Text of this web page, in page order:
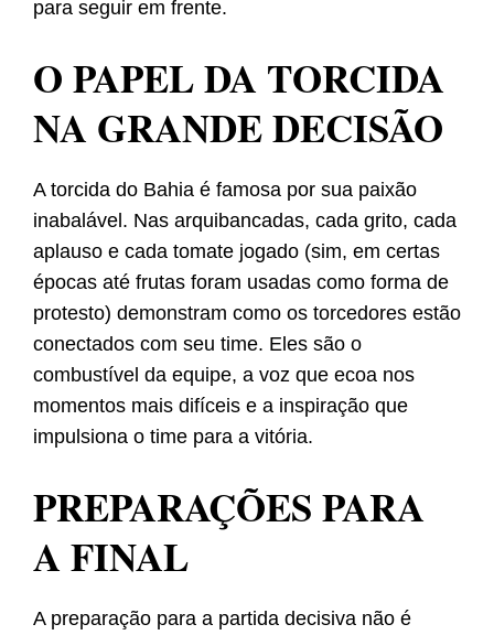
para seguir em frente.
O PAPEL DA TORCIDA
NA GRANDE DECISÃO
A torcida do Bahia é famosa por sua paixão
inabalável. Nas arquibancadas, cada grito, cada
aplauso e cada tomate jogado (sim, em certas
épocas até frutas foram usadas como forma de
protesto) demonstram como os torcedores estão
conectados com seu time. Eles são o
combustível da equipe, a voz que ecoa nos
momentos mais difíceis e a inspiração que
impulsiona o time para a vitória.
PREPARAÇÕES PARA
A FINAL
A preparação para a partida decisiva não é